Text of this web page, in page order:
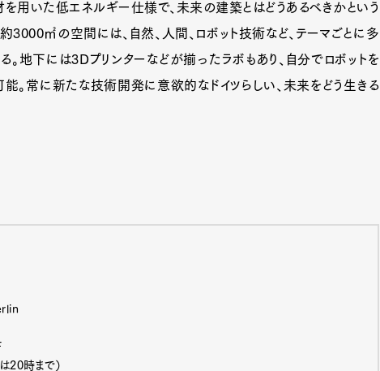
用いた低エネルギー仕様で、未来の建築とはどうあるべきかという
3000㎡の空間には、自然、人間、ロボット技術など、テーマごとに多
。地下には3Dプリンターなどが揃ったラボもあり、自分でロボットを
能。常に新たな技術開発に意欲的なドイツらしい、未来をどう生きる
20時まで）